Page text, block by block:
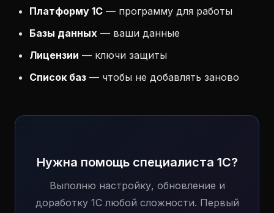
Платформу 1С — программу для работы
Базы данных — ваши данные
Лицензии — ключи защиты
Список баз — чтобы не добавлять заново
Нужна помощь специалиста 1С?
Выполню настройку, обновление и
доработку 1С любой сложности. Первый